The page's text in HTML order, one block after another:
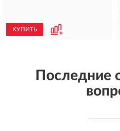
КУПИТЬ
Последние